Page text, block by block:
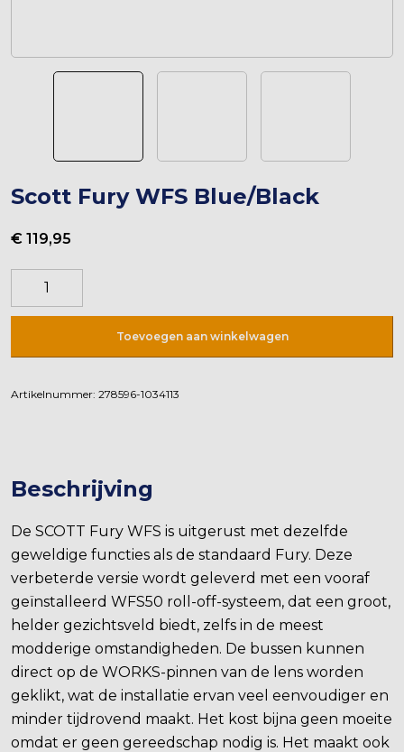
Scott Fury WFS Blue/Black
€ 119,95
Scott
WFS
Toevoegen aan winkelwagen
Artikelnummer: 278596-1034113
Beschrijving
De SCOTT Fury WFS is uitgerust met dezelfde
geweldige functies als de standaard Fury. Deze
verbeterde versie wordt geleverd met een vooraf
geïnstalleerd WFS50 roll-off-systeem, dat een groot,
helder gezichtsveld biedt, zelfs in de meest
modderige omstandigheden. De bussen kunnen
direct op de WORKS-pinnen van de lens worden
geklikt, wat de installatie ervan veel eenvoudiger en
minder tijdrovend maakt. Het kost bijna geen moeite
omdat er geen gereedschap nodig is. Het maakt ook